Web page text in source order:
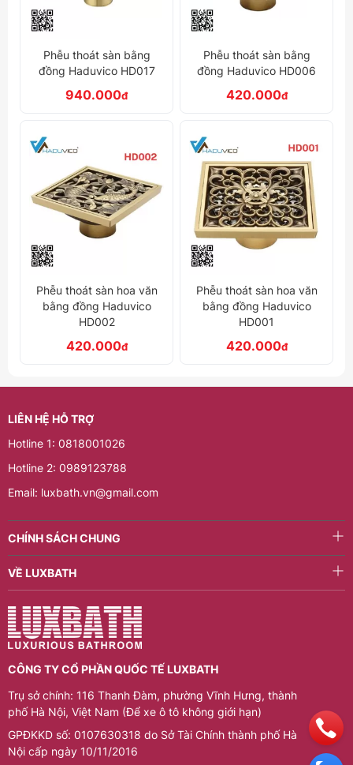
Phễu thoát sàn bằng
đồng Haduvico HD017
940.000đ
Phễu thoát sàn bằng
đồng Haduvico HD006
420.000đ
Phễu thoát sàn hoa văn
bằng đồng Haduvico
HD002
420.000đ
Phễu thoát sàn hoa văn
bằng đồng Haduvico
HD001
420.000đ
CÔNG TY CỔ PHẦN QUỐC TẾ LUXBATH
Trụ sở chính: 116 Thanh Đàm, phường Vĩnh Hưng, thành
phố Hà Nội, Việt Nam (Để xe ô tô không giới hạn)
GPĐKKD số: 0107630318 do Sở Tài Chính thành phố Hà
Nội cấp ngày 10/11/2016
VỀ LUXBATH
CHÍNH SÁCH CHUNG
LIÊN HỆ HỖ TRỢ
Hotline 1: 0818001026
Hotline 2: 0989123788
Email: luxbath.vn@gmail.com